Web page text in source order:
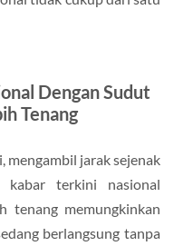
Dengan Sudut
Tenang
mengambil jarak sejenak
kabar terkini nasional
tenang memungkinkan
berlangsung tanpa